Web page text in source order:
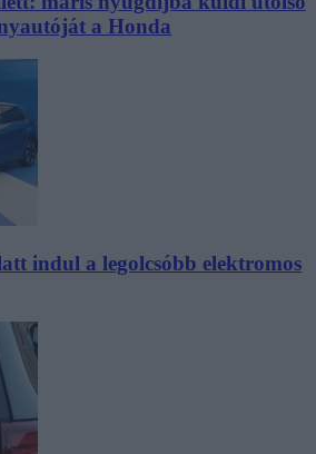
a Honda
indul a legolcsóbb elektromos